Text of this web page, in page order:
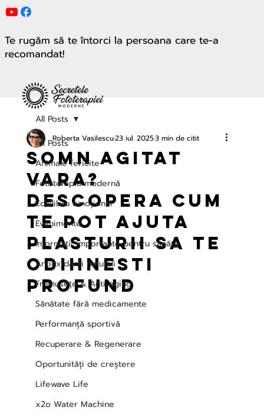
Te rugăm să te întorci la persoana care te-a
recomandat!
All Posts
Animale fericite
Fototerapia modernă
Echilibru emoțional
Evenimente
Informații importante pentru sănăta
Antioxidanți naturali
Frumusețe & Anti-aging
Sănătate fără medicamente
Performanță sportivă
Recuperare & Regenerare
Oportunități de creștere
Lifewave Life
x2o Water Machine
All Posts
Somn agitat
vara?
Descopera cum
te pot ajuta
plasturii sa te
odihnesti
profund
Roberta Vasilescu23 iul. 20253 min de citit